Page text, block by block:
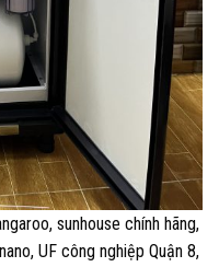
sunhouse chính hãng,
UF công nghiệp Quận 8,